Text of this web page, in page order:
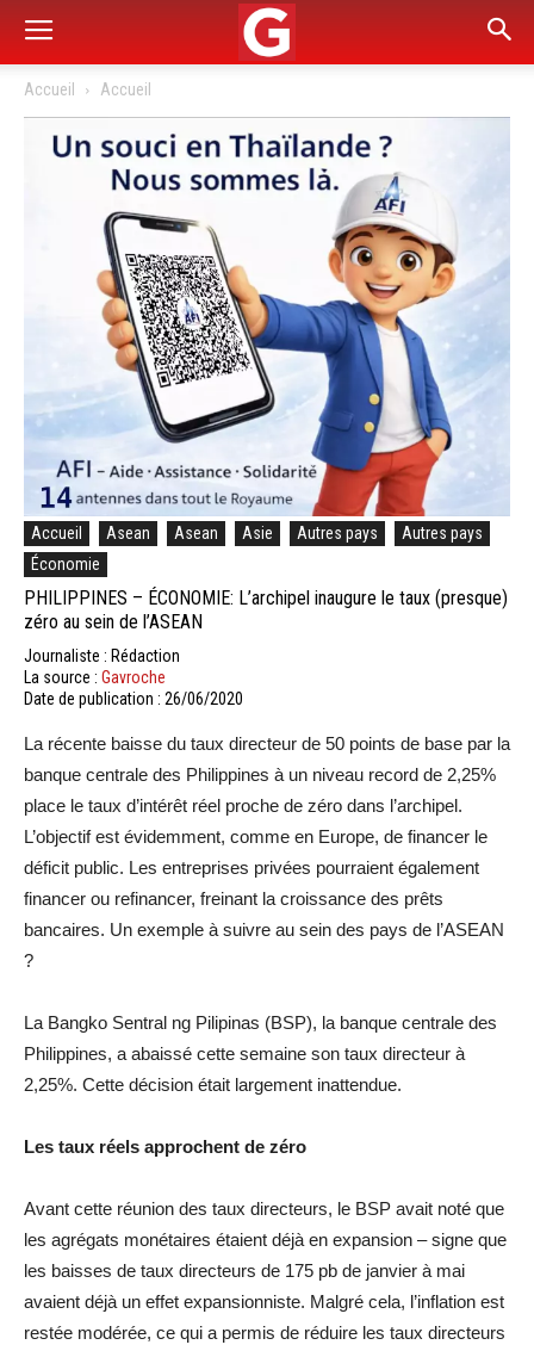
Accueil Accueil
Accueil Asean Asean Asie Autres pays
Autres pays
Économie
PHILIPPINES – ÉCONOMIE: L’archipel inaugure le taux (presque)
zéro au sein de l’ASEAN
Journaliste : Rédaction
La source : Gavroche
Date de publication : 26/06/2020
La récente baisse du taux directeur de 50 points de base par la
banque centrale des Philippines à un niveau record de 2,25%
place le taux d’intérêt réel proche de zéro dans l’archipel.
L’objectif est évidemment, comme en Europe, de financer le
déficit public. Les entreprises privées pourraient également
financer ou refinancer, freinant la croissance des prêts
bancaires. Un exemple à suivre au sein des pays de l’ASEAN
?
La Bangko Sentral ng Pilipinas (BSP), la banque centrale des
Philippines, a abaissé cette semaine son taux directeur à
2,25%. Cette décision était largement inattendue.
Les taux réels approchent de zéro
Avant cette réunion des taux directeurs, le BSP avait noté que
les agrégats monétaires étaient déjà en expansion – signe que
les baisses de taux directeurs de 175 pb de janvier à mai
avaient déjà un effet expansionniste. Malgré cela, l’inflation est
restée modérée, ce qui a permis de réduire les taux directeurs